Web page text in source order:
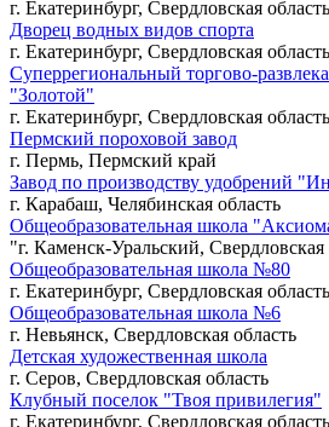
г. Екатеринбург, Свердловская область
Дворец водных видов спорта
г. Екатеринбург, Свердловская область
Суперрегиональный торгово-
"Золотой"
г. Екатеринбург, Свердловская область
Пермский пороховой завод
г. Пермь, Пермский край
Завод по производству удобрений
г. Карабаш, Челябинская область
Общеобразовательная школа
"г. Каменск-Уральский, Свердловская
Общеобразовательная школа №80
г. Екатеринбург, Свердловская область
Общеобразовательная школа №6
г. Невьянск, Свердловская область
Детская художественная школа
г. Серов, Свердловская область
Клубный поселок "Твоя привилегия"
г. Екатеринбург, Свердловская область